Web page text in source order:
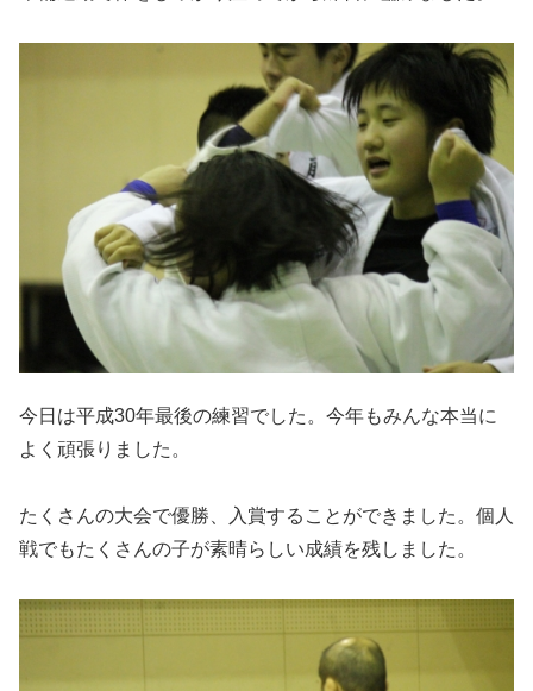
今日は平成30年最後の練習でした。今年もみんな本当に
よく頑張りました。
たくさんの大会で優勝、入賞することができました。個人
戦でもたくさんの子が素晴らしい成績を残しました。